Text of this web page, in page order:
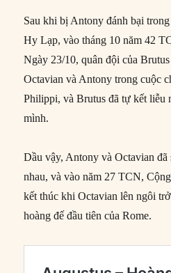
Sau khi bị Antony đánh bại
Hy Lạp, vào tháng 10 năm 42
Ngày 23/10, quân đội của
Octavian và Antony trong cuộc
Philippi, và Brutus đã tự kết liễu
mình.
Dầu vậy, Antony và Octavian
nhau, và vào năm 27 TCN,
kết thúc khi Octavian lên ngôi
hoàng đế đầu tiên của Rome.